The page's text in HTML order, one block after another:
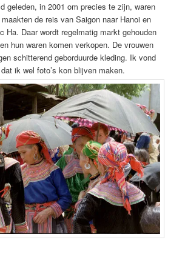
geleden, in 2001 om precies te zijn, waren
de reis van Saigon naar Hanoi en
Ha. Daar wordt regelmatig markt gehouden
hun waren komen verkopen. De vrouwen
schitterend geborduurde kleding. Ik vond
ik wel foto’s kon blijven maken.